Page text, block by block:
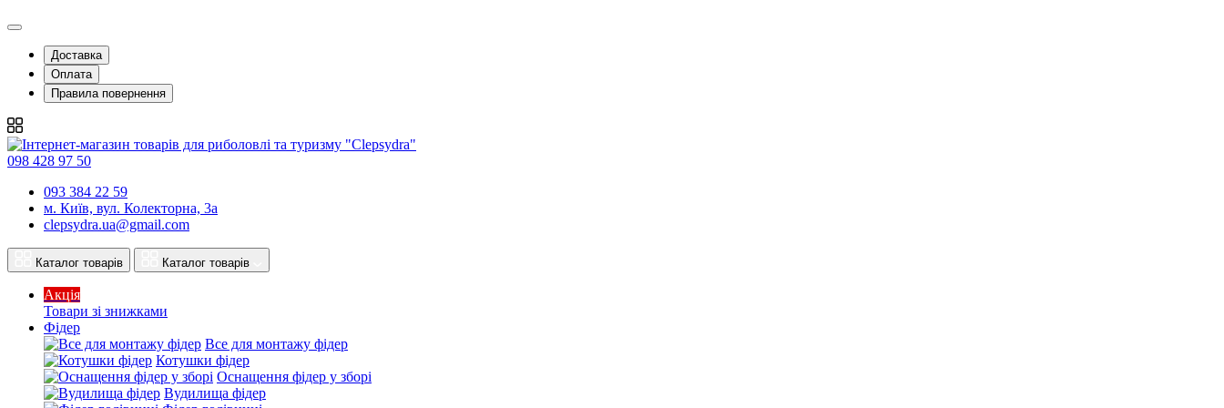
Доставка
Оплата
Правила повернення
098 428 97 50
093 384 22 59
м. Київ, вул. Колекторна, 3а
clepsydra.ua@gmail.com
Каталог товарів Каталог товарів
Акція
Товари зі знижками
Фідер
Все для монтажу фідер
Котушки фідер
Оснащення фідер у зборі
Вудилища фідер